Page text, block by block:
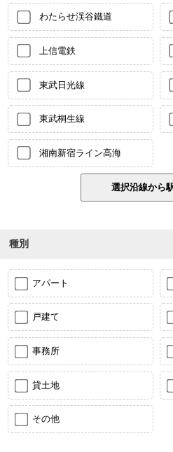
わたらせ渓谷鐵道
上信電鉄
東武日光線
東武桐生線
湘南新宿ライン高海
種別
アパート
戸建て
事務所
貸土地
その他